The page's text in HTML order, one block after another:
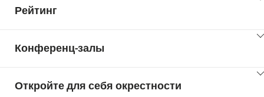
ClickToViewContent
Рейтинг
Конференц-залы
ClickToViewContent
Откройте для себя окрестности